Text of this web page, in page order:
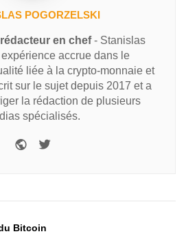
POGORZELSKI
en chef- Stanislas
accrue dans le
liée à la crypto-monnaie et
sur le sujet depuis 2017 et a
la rédaction de plusieurs
spécialisés.
Bitcoin